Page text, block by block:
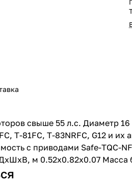
свыше 55 л.с. Диаметр
T-81FC, T-83NRFC, G12 и
с приводами Safe-TQC-
м 0.52x0.82x0.07 Масса